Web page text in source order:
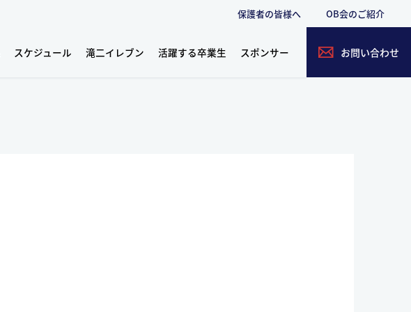
保護者の皆様へ OB会のご紹介
スケジュール 滝二イレブン 活躍する卒業生 スポンサー お問い合わせ